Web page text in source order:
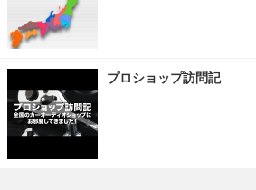
プロショップ訪問記